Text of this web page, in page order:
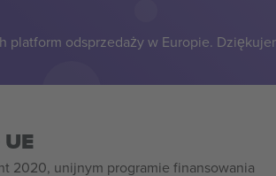
odsprzedaży w Europie.
2020, unijnym programie finansowania